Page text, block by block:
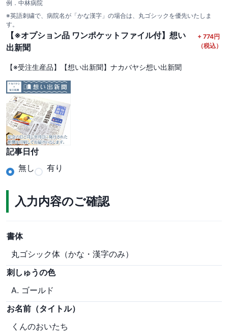
例．中林病院
※英語刺繍で、病院名が「かな漢字」の場合は、丸ゴシックを優先いたしま
す。
【※オプション品 ワンポケットファイル付】想い
出新聞
+ 774円
（税込）
【※受注生産品】【想い出新聞】ナカバヤシ想い出新聞
記事日付
無し
有り
入力内容のご確認
書体
丸ゴシック体（かな・漢字のみ）
刺しゅうの色
A. ゴールド
お名前（タイトル）
くんのおいたち